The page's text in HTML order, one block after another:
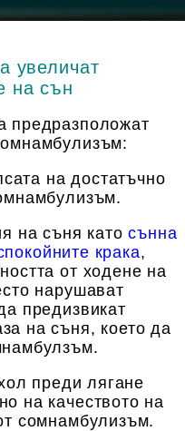
увеличат
на сън
предразположат
на достатъчно
на съня катосънна
крака,
от ходене на
нарушават
предизвикат
на съня, което да
преди лягане
на качеството на
сомнамбулизъм.